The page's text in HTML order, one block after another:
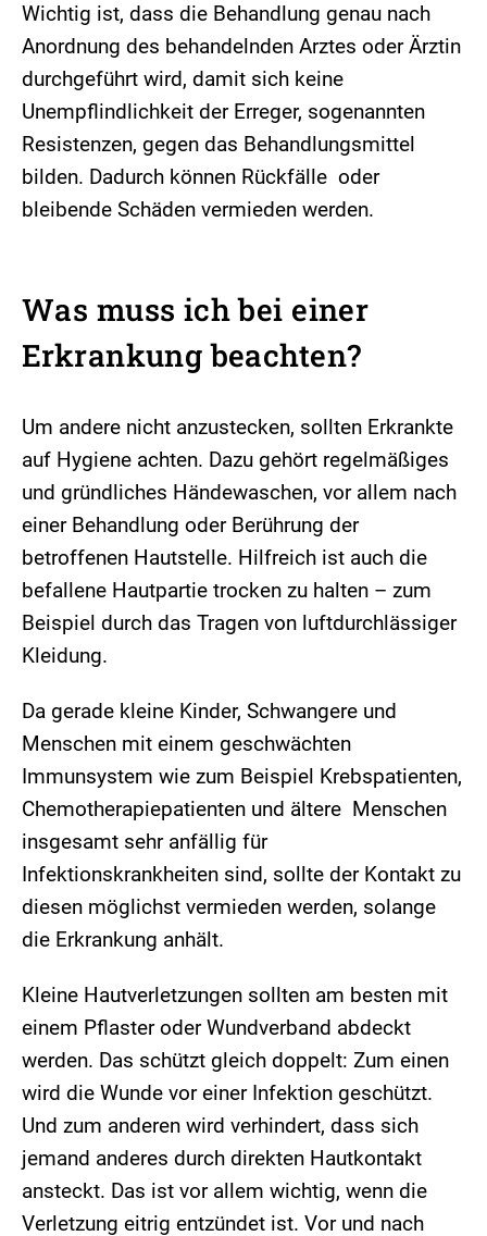
Wichtig ist, dass die Behandlung genau nach
Anordnung des behandelnden Arztes oder Ärztin
durchgeführt wird, damit sich keine
Unempflindlichkeit der Erreger, sogenannten
Resistenzen, gegen das Behandlungsmittel
bilden. Dadurch können Rückfälle oder
bleibende Schäden vermieden werden.
Was muss ich bei einer
Erkrankung beachten?
Um andere nicht anzustecken, sollten Erkrankte
auf Hygiene achten. Dazu gehört regelmäßiges
und gründliches Händewaschen, vor allem nach
einer Behandlung oder Berührung der
betroffenen Hautstelle. Hilfreich ist auch die
befallene Hautpartie trocken zu halten – zum
Beispiel durch das Tragen von luftdurchlässiger
Kleidung.
Da gerade kleine Kinder, Schwangere und
Menschen mit einem geschwächten
Immunsystem wie zum Beispiel Krebspatienten,
Chemotherapiepatienten und ältere Menschen
insgesamt sehr anfällig für
Infektionskrankheiten sind, sollte der Kontakt zu
diesen möglichst vermieden werden, solange
die Erkrankung anhält.
Kleine Hautverletzungen sollten am besten mit
einem Pflaster oder Wundverband abdeckt
werden. Das schützt gleich doppelt: Zum einen
wird die Wunde vor einer Infektion geschützt.
Und zum anderen wird verhindert, dass sich
jemand anderes durch direkten Hautkontakt
ansteckt. Das ist vor allem wichtig, wenn die
Verletzung eitrig entzündet ist. Vor und nach